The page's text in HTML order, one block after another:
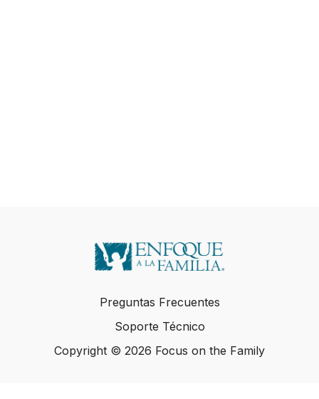
Preguntas Frecuentes
Soporte Técnico
Copyright © 2026 Focus on the Family